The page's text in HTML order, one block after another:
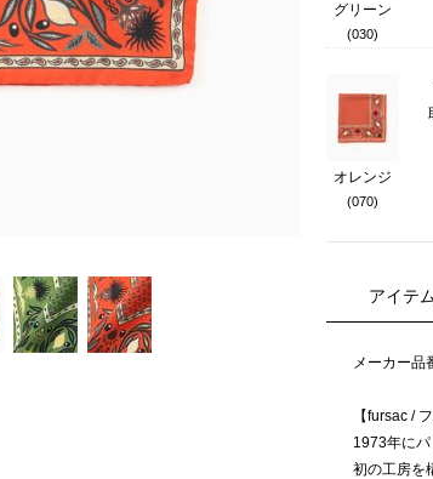
グリーン
(030)
オレンジ
(070)
アイテ
メーカー品
【fursac /
1973年に
初の工房を